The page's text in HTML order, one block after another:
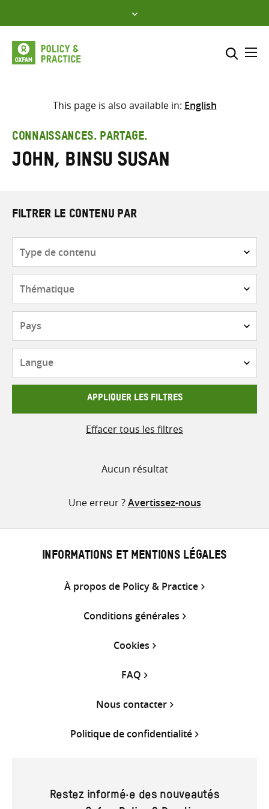
to
content
Sélectionner l’emplacement
Saisir
les
termes
This page is also available in: English
CONNAISSANCES. PARTAGE.
John, Binsu Susan
FILTRER LE CONTENU PAR
contenu
APPLIQUER LES FILTRES
Effacer tous les filtres
Aucun résultat
Une erreur ?Avertissez-nous
INFORMATIONS ET MENTIONS LÉGALES
À propos de Policy & Practice
Conditions générales
Cookies
FAQ
Nous contacter
Politique de confidentialité
Restez informé·e des nouveautés